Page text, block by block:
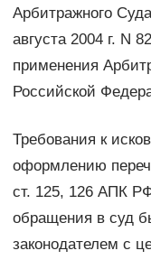
Арбитражного
августа 2004 г. N
применения
Российской
Требования к
оформлению
ст. 125, 126 АПК
обращения в суд
законодателем с